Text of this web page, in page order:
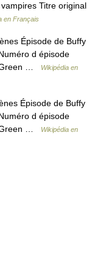
Titre original
en Français
Épisode de Buffy
d épisode
Green …
Wikipédia en
Épisode de Buffy
d épisode
Green …
Wikipédia en